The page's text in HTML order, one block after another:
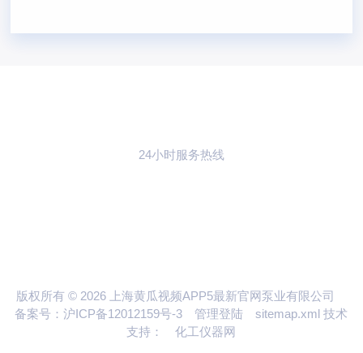
24小时服务热线
版权所有 © 2026 上海黄瓜视频APP5最新官网泵业有限公司
备案号：沪ICP备12012159号-3
管理登陆 sitemap.xml 技术
支持：
化工仪器网